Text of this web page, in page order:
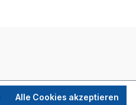
Alle Cookies akzeptieren